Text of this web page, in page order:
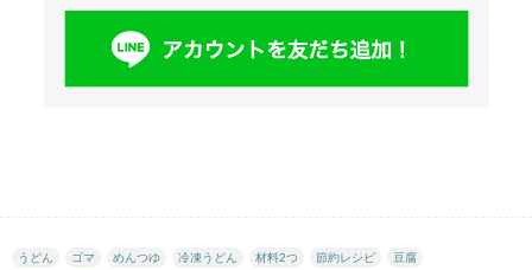
うどん ゴマ めんつゆ 冷凍うどん 材料2つ 節約レシピ 豆腐